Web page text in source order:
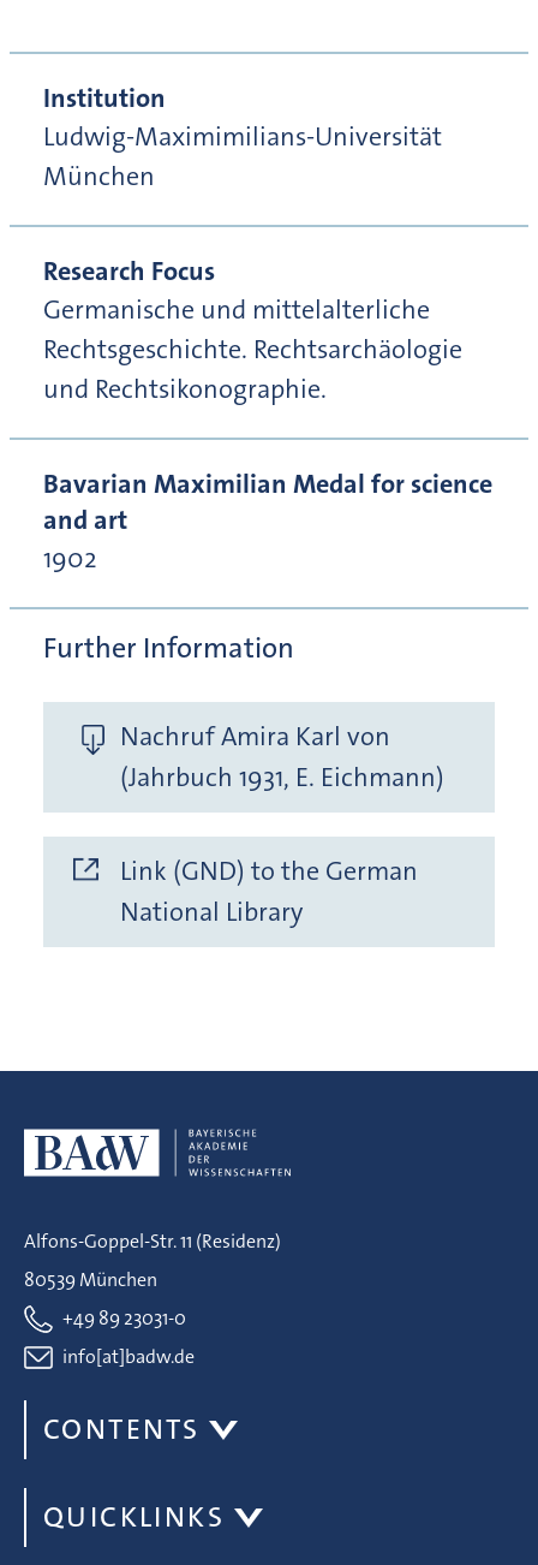
Institution
Ludwig-Maximimilians-Universität
München
Research Focus
Germanische und mittelalterliche
Rechtsgeschichte. Rechtsarchäologie
und Rechtsikonographie.
Bavarian Maximilian Medal for science
and art
1902
Further Information
Nachruf Amira Karl von
(Jahrbuch 1931, E. Eichmann)
Link (GND) to the German
National Library
Alfons-Goppel-Str. 11 (Residenz)
80539 München
+49 89 23031-0
info[at]badw.de
CONTENTS
QUICKLINKS